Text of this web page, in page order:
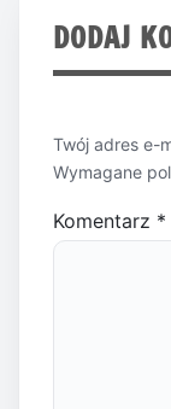
DODAJ
Twój adres e-
Wymagane
Komentarz *